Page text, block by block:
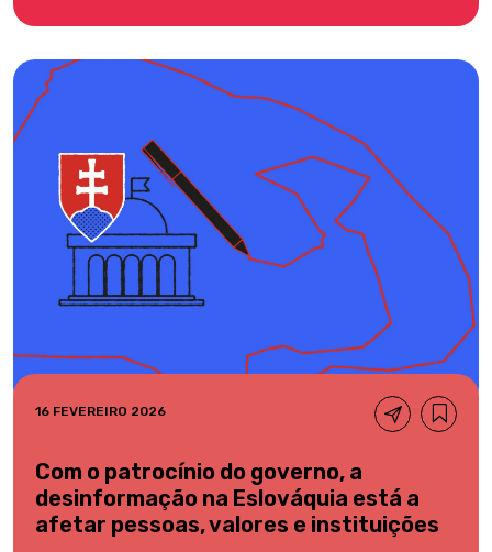
16 FEVEREIRO 2026
Com o patrocínio do governo, a
desinformação na Eslováquia está a
afetar pessoas, valores e instituições